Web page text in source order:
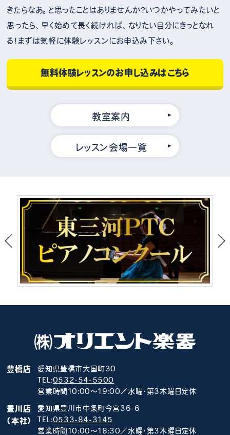
きたらなあ。と思ったことはありませんか？いつかやってみたいと
思ったら、早く始めて長く続ければ、なりたい自分にきっとなれ
る！まずは気軽に体験レッスンにお申込み下さい。
無料体験レッスンのお申し込みはこちら
教室案内
レッスン会場一覧
豊橋店
愛知県豊橋市大国町30
TEL:0532-54-5500
営業時間10:00～19:00／水曜･第3木曜日定休
豊川店
（本社）
愛知県豊川市中条町今宮36-6
TEL:0533-84-3145
営業時間10:00～18:30／水曜･第3木曜日定休